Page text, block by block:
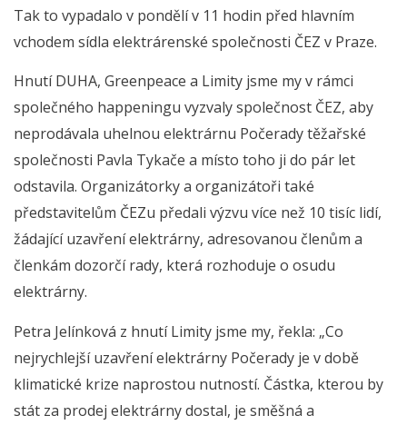
Tak to vypadalo v pondělí v 11 hodin před hlavním
vchodem sídla elektrárenské společnosti ČEZ v Praze.
Hnutí DUHA, Greenpeace a Limity jsme my v rámci
společného happeningu vyzvaly společnost ČEZ, aby
neprodávala uhelnou elektrárnu Počerady těžařské
společnosti Pavla Tykače a místo toho ji do pár let
odstavila. Organizátorky a organizátoři také
představitelům ČEZu předali výzvu více než 10 tisíc lidí,
žádající uzavření elektrárny, adresovanou členům a
členkám dozorčí rady, která rozhoduje o osudu
elektrárny.
Petra Jelínková z hnutí Limity jsme my, řekla: „Co
nejrychlejší uzavření elektrárny Počerady je v době
klimatické krize naprostou nutností. Částka, kterou by
stát za prodej elektrárny dostal, je směšná a